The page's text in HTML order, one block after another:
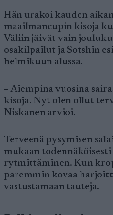
Hän urakoi kauden
maailmancupin kisoja
Väliin jäivät vain
osakilpailut ja Sotshin
helmikuun alussa.
– Aiempina vuosina
kisoja. Nyt olen ollut
Niskanen arvioi.
Terveenä pysymisen
mukaan
rytmittäminen. Kun
paremmin kovaa
vastustamaan tauteja.